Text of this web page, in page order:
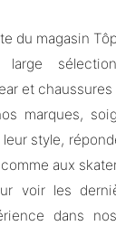
du magasin
large
et chaussures
marques,
style,
aux
voir les
dans